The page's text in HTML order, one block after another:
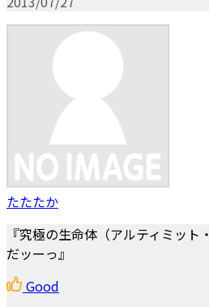
たたたか
『究極の生命体（アルティミッ
だッーっ』
Good